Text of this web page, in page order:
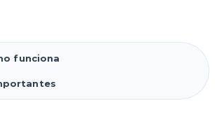
funciona